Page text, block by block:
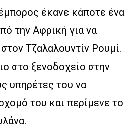
έκανε κάποτε ένα
την Αφρική για να
Τζαλαλουντίν Ρουμί.
στο ξενοδοχείο στην
υπηρέτες του να
του και περίμενε το